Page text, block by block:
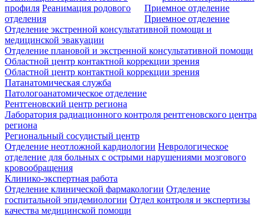
профиля Реанимация родового
отделения
Приемное отделение
Приемное отделение
Отделение экстренной консультативной помощи и
медицинской эвакуации
Отделение плановой и экстренной консультативной помощи
Областной центр контактной коррекции зрения
Областной центр контактной коррекции зрения
Патанатомическая служба
Патологоанатомическое отделение
Рентгеновский центр региона
Лаборатория радиационного контроля рентгеновского центра
региона
Региональный сосудистый центр
Отделение неотложной кардиологии Неврологическое
отделение для больных с острыми нарушениями мозгового
кровообращения
Клинико-экспертная работа
Отделение клинической фармакологии Отделение
госпитальной эпидемиологии Отдел контроля и экспертизы
качества медицинской помощи